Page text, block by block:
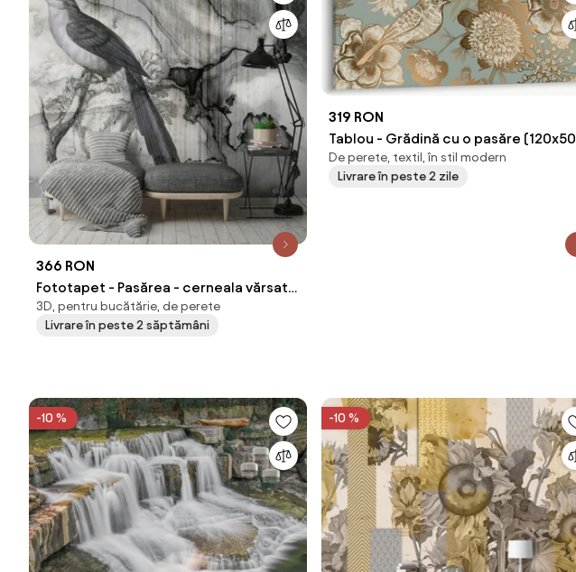
366 RON
Fototapet - Pasărea - cerneala vărsată
(254x184 cm)
3D, pentru bucătărie, de perete
Livrare în peste 2 săptămâni
319 RON
Tablou - Grădină cu o pasăre (120x50
cm)
De perete, textil, în stil modern
Livrare în peste 2 zile
-10 % -10 %